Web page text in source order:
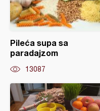
Pileća supa sa
paradajzom
13087